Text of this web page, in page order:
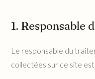
1. Responsable
Le responsable du
collectées sur ce site est